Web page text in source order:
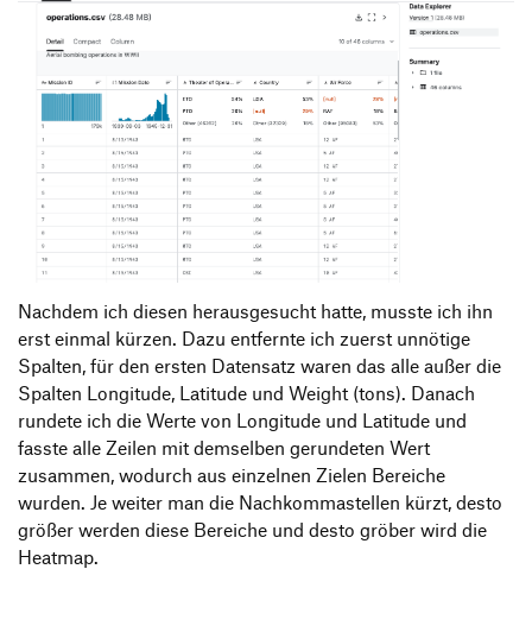
Nachdem ich diesen herausgesucht hatte, musste ich ihn
erst einmal kürzen. Dazu entfernte ich zuerst unnötige
Spalten, für den ersten Datensatz waren das alle außer die
Spalten Longitude, Latitude und Weight (tons). Danach
rundete ich die Werte von Longitude und Latitude und
fasste alle Zeilen mit demselben gerundeten Wert
zusammen, wodurch aus einzelnen Zielen Bereiche
wurden. Je weiter man die Nachkommastellen kürzt, desto
größer werden diese Bereiche und desto gröber wird die
Heatmap.